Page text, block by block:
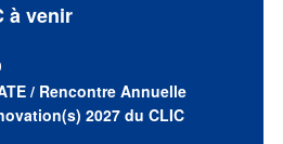
à venir
/ Rencontre Annuelle
2027 du CLIC